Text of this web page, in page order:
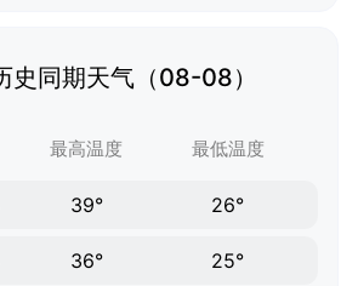
史同期天气（08-08）
最高温度 最低温度
39° 26°
36° 25°